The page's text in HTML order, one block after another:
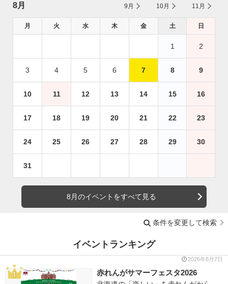
8月 9月 10月 11月
月 火 水 木 金 土 日
1 2
3 4 5 6 7 8 9
10 11 12 13 14 15 16
17 18 19 20 21 22 23
24 25 26 27 28 29 30
31
8月のイベントをすべて見る
条件を変更して検索
イベントランキング
2026年8月7日
赤れんがサマーフェスタ2026